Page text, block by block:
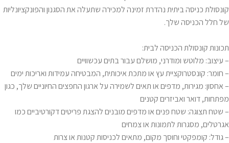
קונסולת כניסה ביתית נהדרת זמינה למכירה שתעלה את הסגנון והפונקציונליות
של חלל הכניסה שלך.
תכונות קונסולת הכניסה לבית:
– עיצוב: מלוטש ומודרני, מושלם עבור בתים עכשוויים
– חומר: קונסטרוקציית עץ או מתכת איכותית, המבטיחה עמידות ואריכות ימים
– אחסון: מגירות, מדפים או תאים לשמירה על ארגון החפצים החיוניים שלך, כגון
מפתחות, דואר ואביזרים קטנים
– שטח תצוגה: שטח פנים או מדפים מובנים להצגת פריטים דקורטיביים כמו
אגרטלים, מסגרות לתמונות או צמחים
– גודל: קומפקטי וחוסך מקום, מתאים לכניסות קטנות או צרות